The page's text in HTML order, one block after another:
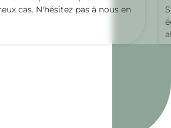
cas. N'hésitez pas à nous en